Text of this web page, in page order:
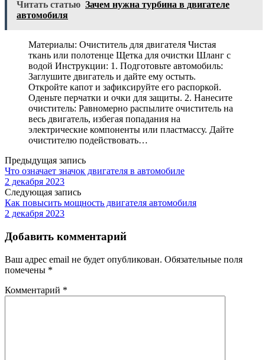
Читать статью Зачем нужна турбина в двигателе
автомобиля
Материалы: Очиститель для двигателя Чистая
ткань или полотенце Щетка для очистки Шланг с
водой Инструкции: 1. Подготовьте автомобиль:
Заглушите двигатель и дайте ему остыть.
Откройте капот и зафиксируйте его распоркой.
Оденьте перчатки и очки для защиты. 2. Нанесите
очиститель: Равномерно распылите очиститель на
весь двигатель, избегая попадания на
электрические компоненты или пластмассу. Дайте
очистителю подействовать…
Предыдущая запись
Что означает значок двигателя в автомобиле
2 декабря 2023
Следующая запись
Как повысить мощность двигателя автомобиля
2 декабря 2023
Добавить комментарий
Ваш адрес email не будет опубликован. Обязательные поля
помечены *
Комментарий *